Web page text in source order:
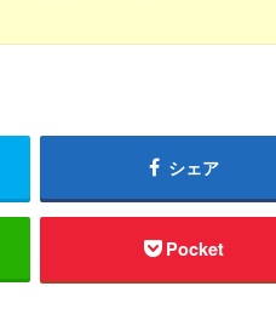
シェア
Pocket